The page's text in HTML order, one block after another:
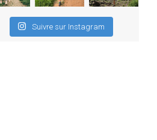
Suivre sur Instagram